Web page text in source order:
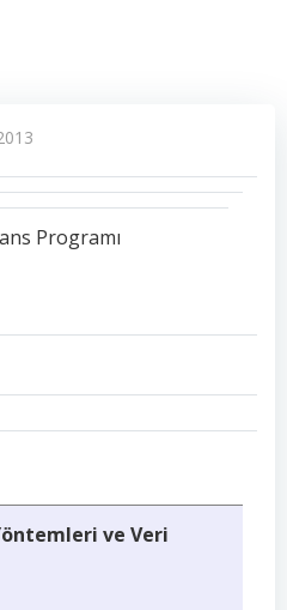
Programı
ve Veri